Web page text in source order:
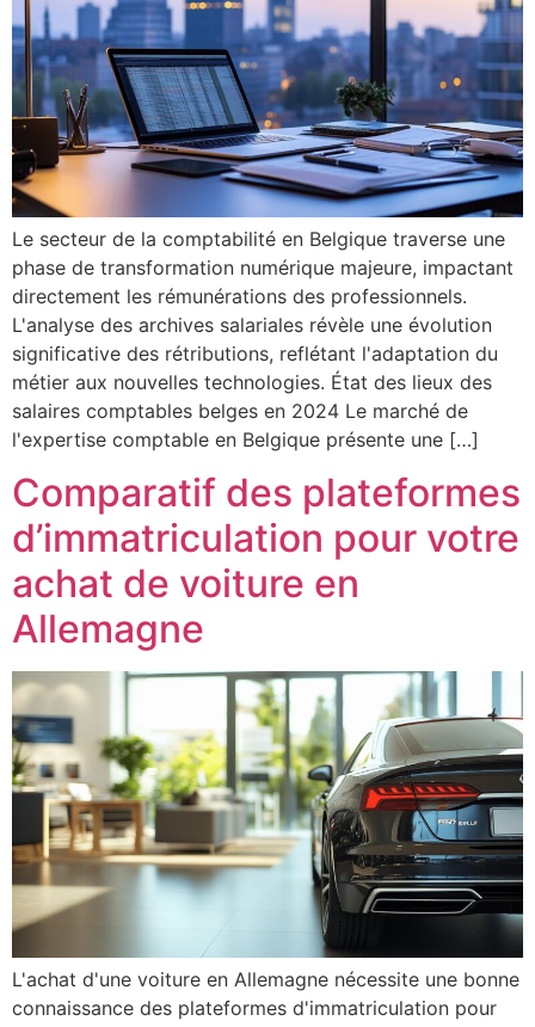
Le secteur de la comptabilité en Belgique traverse une
phase de transformation numérique majeure, impactant
directement les rémunérations des professionnels.
L'analyse des archives salariales révèle une évolution
significative des rétributions, reflétant l'adaptation du
métier aux nouvelles technologies. État des lieux des
salaires comptables belges en 2024 Le marché de
l'expertise comptable en Belgique présente une […]
Comparatif des plateformes
d’immatriculation pour votre
achat de voiture en
Allemagne
L'achat d'une voiture en Allemagne nécessite une bonne
connaissance des plateformes d'immatriculation pour